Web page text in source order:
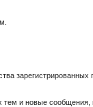
зарегистрированных
тем и новые